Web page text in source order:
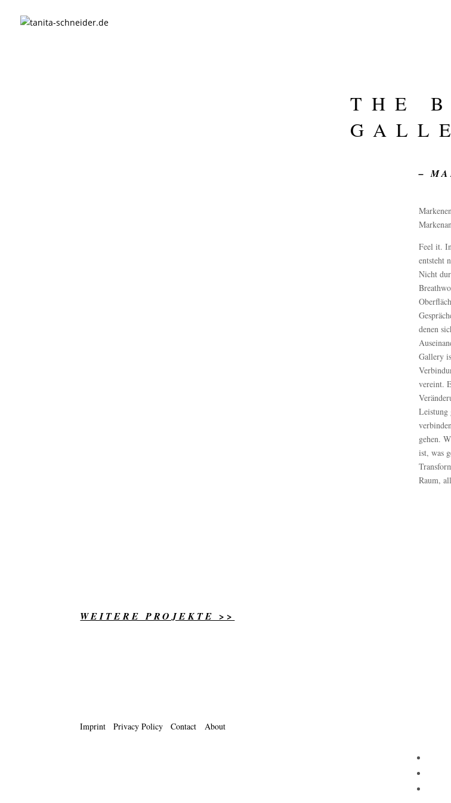
THE
–
Feel it.
entsteht
Nicht
denen
Gallery
vereint.
Leistung
gehen.
ist, was
Raum,
WEITERE PROJEKTE >>
Imprint Privacy Policy Contact About